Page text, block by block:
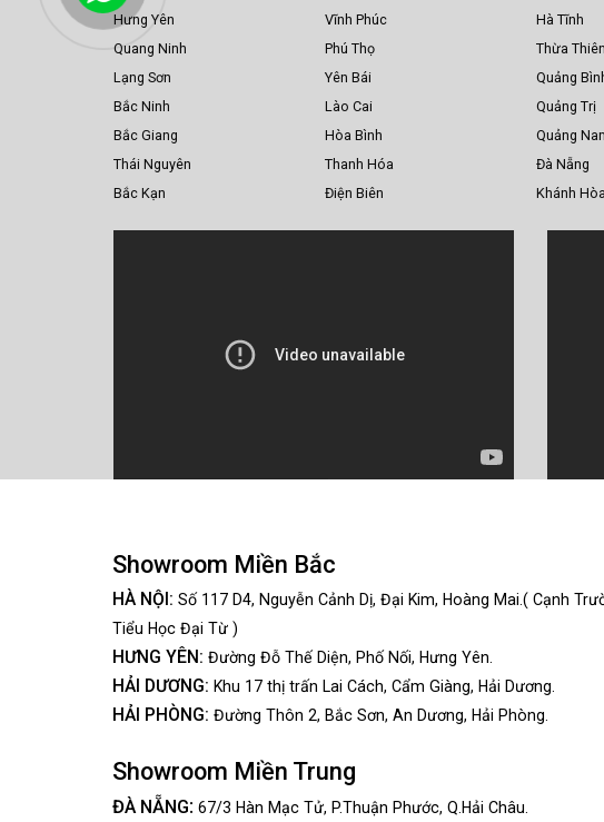
Hưng Yên
Quang Ninh
Lạng Sơn
Bắc Ninh
Bắc Giang
Thái Nguyên
Bắc Kạn
Vĩnh Phúc
Phú Thọ
Yên Bái
Lào Cai
Hòa Bình
Thanh Hóa
Điện Biên
Hà Tĩnh
Thừa
Quảng
Quảng Trị
Quảng
Đà Nẵng
Khánh Hòa
Showroom Miền Bắc
HÀ NỘI: Số 117 D4, Nguyễn Cảnh Dị, Đại Kim, Hoàng Mai.( Cạnh
Tiểu Học Đại Từ )
HƯNG YÊN: Đường Đỗ Thế Diện, Phố Nối, Hưng Yên.
HẢI DƯƠNG: Khu 17 thị trấn Lai Cách, Cẩm Giàng, Hải Dương.
HẢI PHÒNG: Đường Thôn 2, Bắc Sơn, An Dương, Hải Phòng.
Showroom Miền Trung
ĐÀ NẴNG: 67/3 Hàn Mạc Tử, P.Thuận Phước, Q.Hải Châu.